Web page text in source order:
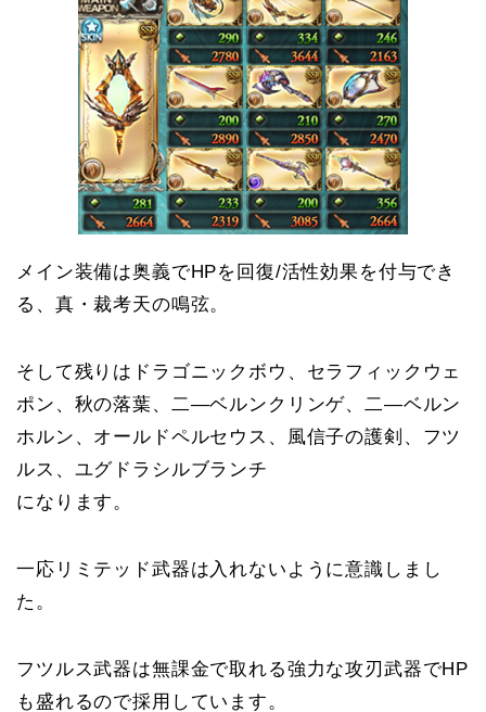
メイン装備は奥義でHPを回復/活性効果を付与でき
る、真・裁考天の鳴弦。
そして残りはドラゴニックボウ、セラフィックウェ
ポン、秋の落葉、二―ベルンクリンゲ、二―ベルン
ホルン、オールドペルセウス、風信子の護剣、フツ
ルス、ユグドラシルブランチ
になります。
一応リミテッド武器は入れないように意識しまし
た。
フツルス武器は無課金で取れる強力な攻刃武器でHP
も盛れるので採用しています。